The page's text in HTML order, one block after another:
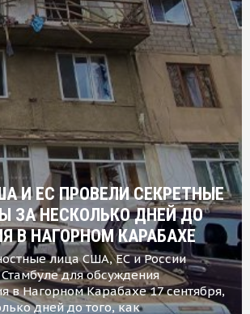
И ЕС ПРОВЕЛИ СЕКРЕТНЫЕ
ЗА НЕСКОЛЬКО ДНЕЙ ДО
В НАГОРНОМ КАРАБАХЕ
лица США, ЕС и России
для обсуждения
в Нагорном Карабахе 17 сентября,
дней до того, как